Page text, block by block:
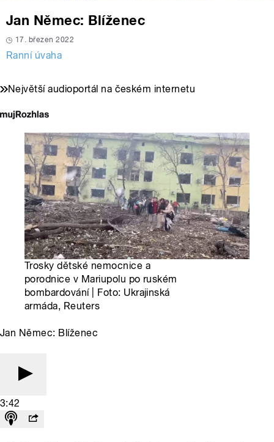
Jan Němec: Blíženec
17. březen 2022
Ranní úvaha
Největší audioportál na českém internetu
Trosky dětské nemocnice a
porodnice v Mariupolu po ruském
bombardování | Foto: Ukrajinská
armáda, Reuters
Jan Němec: Blíženec
3:42